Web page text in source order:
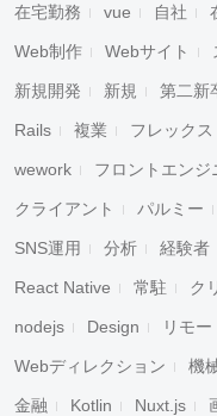
在宅勤務 vue 自社
Web制作 Webサイト
新規開発 新規 第二新
Rails 複業 フレックス
wework フロントエンジ
クライアント パルミー
SNS運用 分析 経験者
React Native 常駐 ク
nodejs Design リモ
Webディレクション 機
金融 Kotlin Nuxt.js